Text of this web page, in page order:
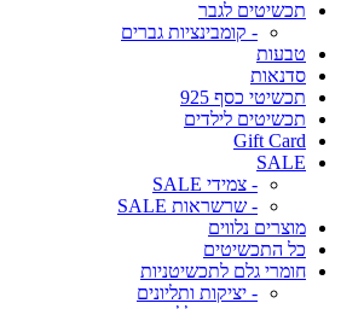
תכשיטים לגבר
- קומבינציות גברים
טבעות
סדנאות
תכשיטי כסף 925
תכשיטים לילדים
Gift Card
SALE
- צמידי SALE
- שרשראות SALE
מוצרים נלווים
כל התכשיטים
חומרי גלם לתכשיטניות
- יציקות ותליונים